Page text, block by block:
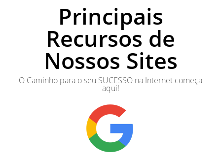
Principais
Recursos de
Nossos Sites
O Caminho para o seu SUCESSO na Internet começa
aqui!